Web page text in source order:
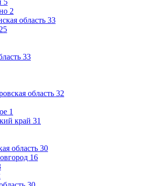
5
2
область 33
25
33
область 32
1
край 31
область 30
16